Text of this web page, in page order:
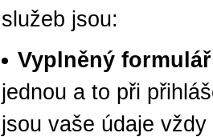
služeb jsou:
Vyplněný formulář
jednou a to při
jsou vaše údaje